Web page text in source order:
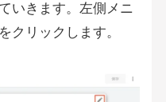
いきます。左側メニ
クリックします。